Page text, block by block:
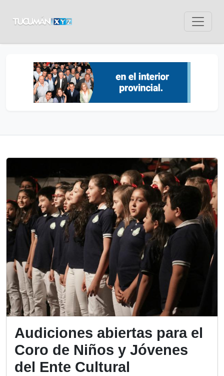
Audiciones abiertas para el
Coro de Niños y Jóvenes
del Ente Cultural